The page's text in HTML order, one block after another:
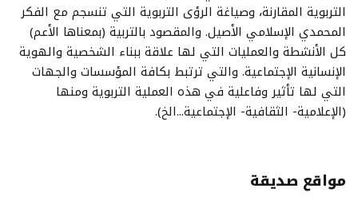
التربوية المقارنة، وصياغة الرؤى التربوية التي تنسجم مع الفكر
المحمدي الإسلامي الأصيل. والمقصود بالتربية (بمعناها الأعم)
كل الأنشطة والعمليات التي لها علاقة ببناء الشخصية والهوية
الإنسانية الإجتماعية. والتي ترتبط بكافة المؤسسات والجهات
التي لها تأثير وفاعلية في هذه العملية التربوية ومنها
(الإعلامية- الثقافية- الإجتماعية...الخ).
مواقع صديقة